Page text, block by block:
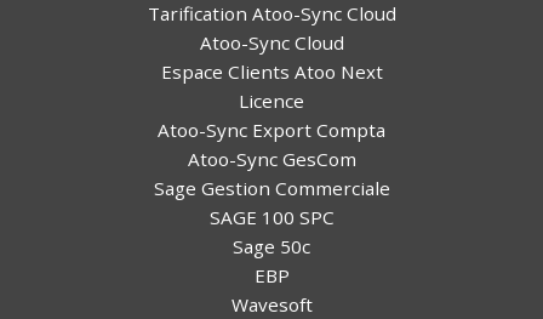
Tarification Atoo-Sync Cloud
Atoo-Sync Cloud
Espace Clients Atoo Next
Licence
Atoo-Sync Export Compta
Atoo-Sync GesCom
Sage Gestion Commerciale
SAGE 100 SPC
Sage 50c
EBP
Wavesoft